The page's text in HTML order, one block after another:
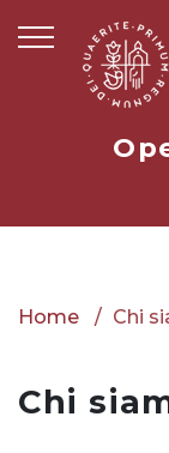
Home Chi
Chi